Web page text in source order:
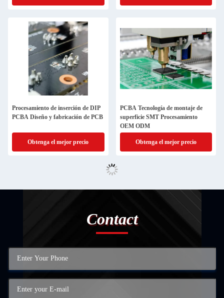
Procesamiento de inserción de DIP
PCBA Diseño y fabricación de PCB
Obtenga el mejor precio
PCBA Tecnología de montaje de
superficie SMT Procesamiento
OEM ODM
Obtenga el mejor precio
Contact